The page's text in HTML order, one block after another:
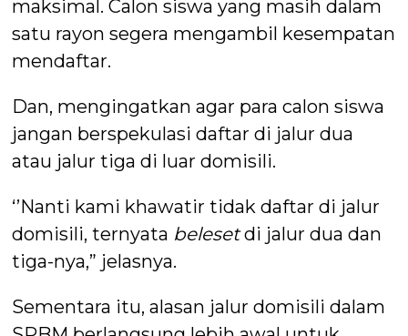
maksimal. Calon siswa yang masih dalam
satu rayon segera mengambil kesempatan
mendaftar.
Dan, mengingatkan agar para calon siswa
jangan berspekulasi daftar di jalur dua
atau jalur tiga di luar domisili.
‘’Nanti kami khawatir tidak daftar di jalur
domisili, ternyata belesetdi jalur dua dan
tiga-nya,” jelasnya.
Sementara itu, alasan jalur domisili dalam